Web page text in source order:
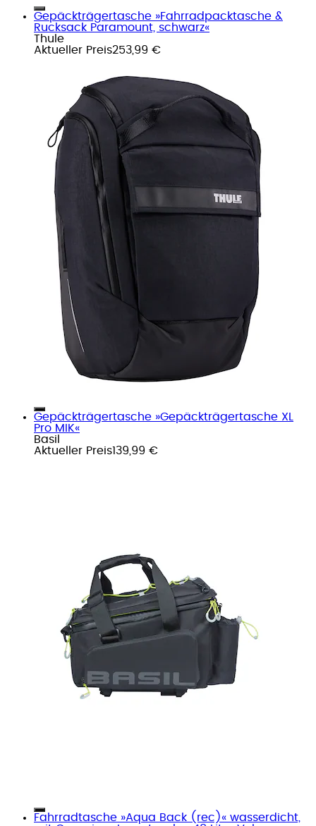
Gepäckträgertasche »Fahrradpacktasche &
Rucksack Paramount, schwarz«
Thule
Aktueller Preis253,99 €
Gepäckträgertasche »Gepäckträgertasche XL
Pro MIK«
Basil
Aktueller Preis139,99 €
Fahrradtasche »Aqua Back (rec)« wasserdicht,